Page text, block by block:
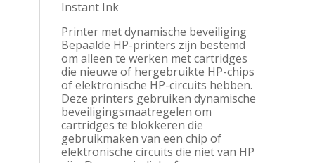
Instant Ink
Printer met dynamische beveiliging
Bepaalde HP-printers zijn bestemd
om alleen te werken met cartridges
die nieuwe of hergebruikte HP-chips
of elektronische HP-circuits hebben.
Deze printers gebruiken dynamische
beveiligingsmaatregelen om
cartridges te blokkeren die
gebruikmaken van een chip of
elektronische circuits die niet van HP